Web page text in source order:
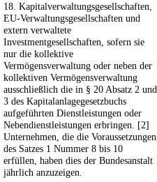
18. Kapitalverwaltungsgesellschaften,
EU-Verwaltungsgesellschaften und
extern verwaltete
Investmentgesellschaften, sofern sie
nur die kollektive
Vermögensverwaltung oder neben der
kollektiven Vermögensverwaltung
ausschließlich die in § 20 Absatz 2 und
3 des Kapitalanlagegesetzbuchs
aufgeführten Dienstleistungen oder
Nebendienstleistungen erbringen. [2]
Unternehmen, die die Voraussetzungen
des Satzes 1 Nummer 8 bis 10
erfüllen, haben dies der Bundesanstalt
jährlich anzuzeigen.